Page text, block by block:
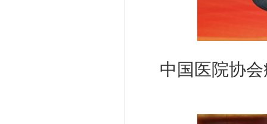
中国医院协